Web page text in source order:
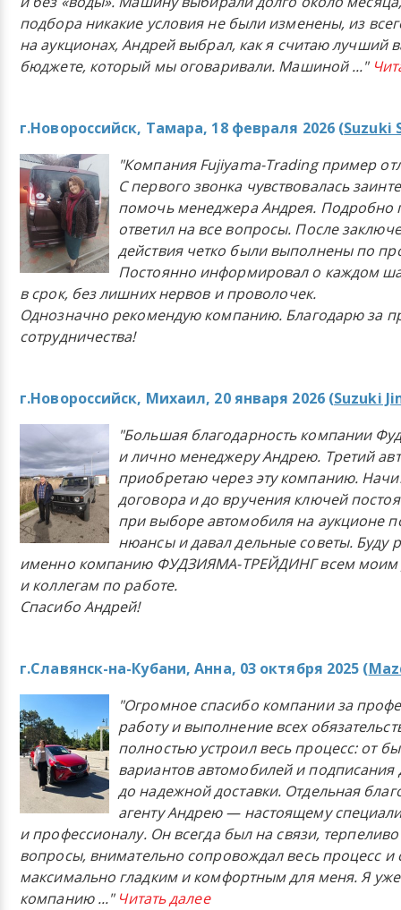
подбора никакие условия не были изменены, из
на аукционах, Андрей выбрал, как я считаю лучший
бюджете, который мы оговаривали. Машиной..."
г.Новороссийск, Тамара, 18 февраля 2026 (Suzuki
"Компания Fujiyama-Trading пример
С первого звонка чувствовалась
помочь менеджера Андрея. Подробно
ответил на все вопросы. После
действия четко были выполнены по
Постоянно информировал о каждом
в срок, без лишних нервов и проволочек.
Однозначно рекомендую компанию. Благодарю за
сотрудничества!
г.Новороссийск, Михаил, 20 января 2026 (Suzuki
"Большая благодарность компании
и лично менеджеру Андрею. Третий
приобретаю через эту компанию.
договора и до вручения ключей
при выборе автомобиля на аукционе
нюансы и давал дельные советы. Буду
именно компанию ФУДЗИЯМА-ТРЕЙДИНГ всем моим
и коллегам по работе.
Спасибо Андрей!
г.Славянск-на-Кубани, Анна, 03 октября 2025 (
"Огромное спасибо компании за
работу и выполнение всех
полностью устроил весь процесс: от
вариантов автомобилей и подписания
до надежной доставки. Отдельная
агенту Андрею — настоящему
и профессионалу. Он всегда был на связи,
вопросы, внимательно сопровождал весь процесс и
максимально гладким и комфортным для меня. Я
компанию..." Читать далее